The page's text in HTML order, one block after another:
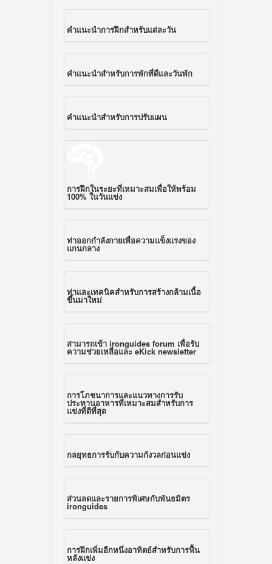
คำแนะนำการฝึกสำหรับแต่ละวัน
คำแนะนำสำหรับการพักที่ดีและวันพัก
คำแนะนำสำหรับการปรับแผน
การฝึกในระยะที่เหมาะสมเพื่อให้พร้อม
100% ในวันแข่ง
ท่าออกกำลังกายเพื่อความแข็งแรงของ
แกนกลาง
ท่าและเทคนิคสำหรับการสร้างกล้ามเนื้อ
ขึ้นมาใหม่
สามารถเข้า ironguides forum เพื่อรับ
ความช่วยเหลือและ eKick newsletter
การโภชนาการและแนวทางการรับ
ประทานอาหารที่เหมาะสมสำหรับการ
แข่งที่ดีที่สุด
กลยุทธการรับกับความกังวลก่อนแข่ง
ส่วนลดและรายการพิเศษกับพันธมิตร
ironguides
การฝึกเพิ่มอีกหนึ่งอาทิตย์สำหรับการฟื้น
หลังแข่ง